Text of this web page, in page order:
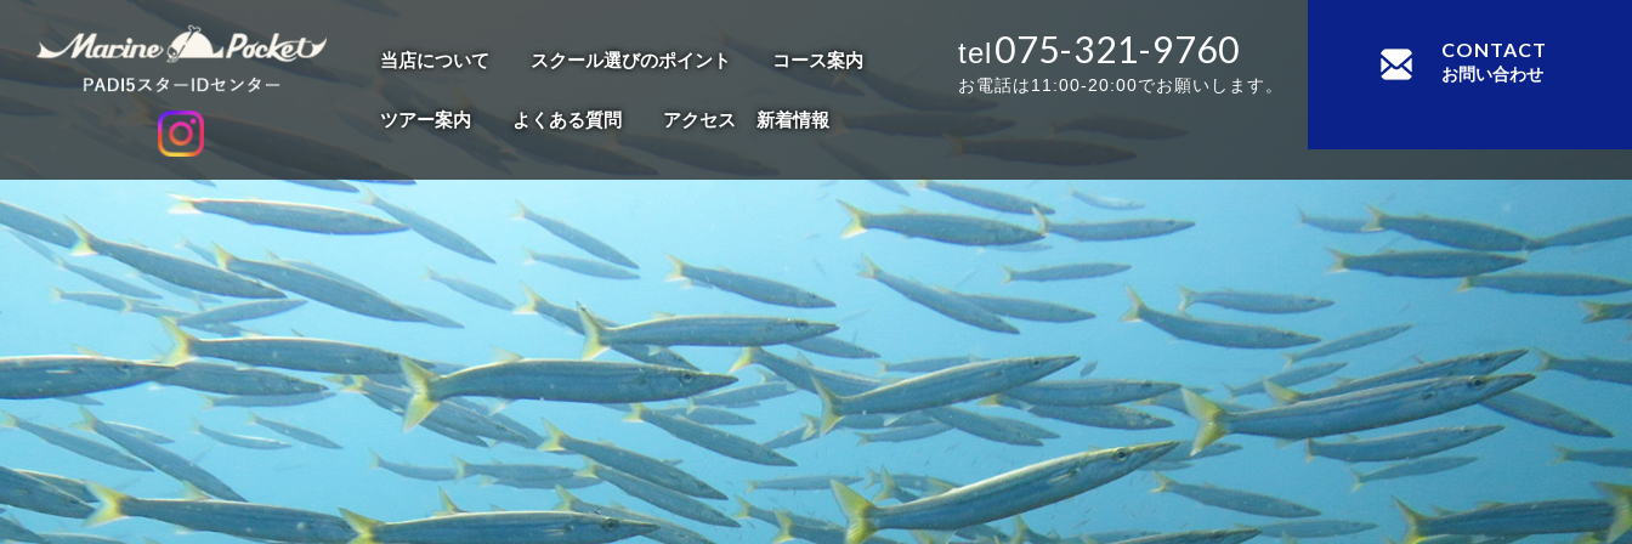
当店について スクール選びのポイント コース案内
ツアー案内 よくある質問 アクセス 新着情報
075-321-9760
お電話は11:00-20:00でお願いします。
CONTACT
お問い合わせ